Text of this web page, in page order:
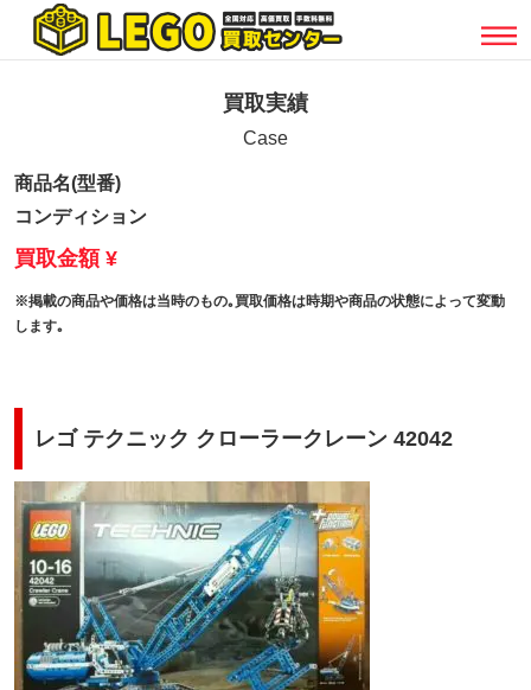
買取実績
Case
商品名(型番)
コンディション
買取金額 ¥
※掲載の商品や価格は当時のもの｡買取価格は時期や商品の状態によって変動
します｡
レゴ テクニック クローラークレーン 42042